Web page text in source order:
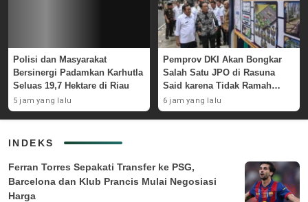
Polisi dan Masyarakat
Bersinergi Padamkan Karhutla
Seluas 19,7 Hektare di Riau
5 jam yang lalu
Pemprov DKI Akan Bongkar
Salah Satu JPO di Rasuna
Said karena Tidak Ramah
Disabilitas
6 jam yang lalu
INDEKS
Ferran Torres Sepakati Transfer ke PSG,
Barcelona dan Klub Prancis Mulai Negosiasi
Harga